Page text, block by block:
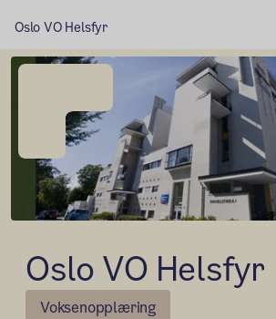
Oslo VO Helsfyr
Oslo VO Helsfyr
Voksenopplæring